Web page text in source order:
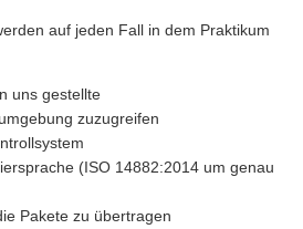
auf jeden Fall in dem Praktikum
uns gestellte
zuzugreifen
(ISO 14882:2014 um genau
Pakete zu übertragen